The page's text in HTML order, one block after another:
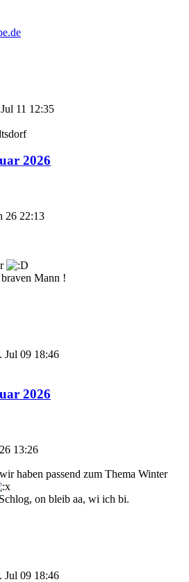
11 12:35
2026
26 22:13
Mann !
Jul 09 18:46
2026
13:26
haben passend zum Thema Winter
on bleib aa, wi ich bi.
Jul 09 18:46